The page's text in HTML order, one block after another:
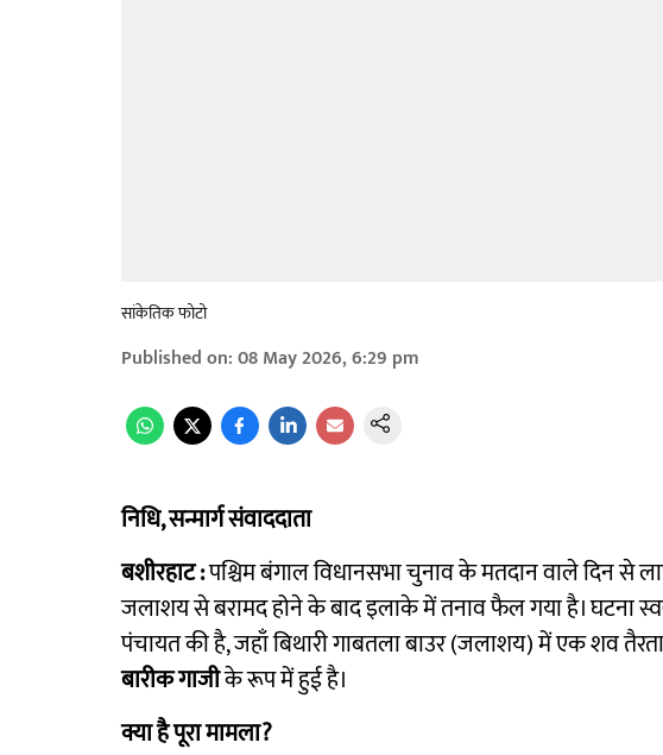
सांकेतिक फोटो
Published on:08 May 2026, 6:29 pm
निधि, सन्मार्ग संवाददाता
बशीरहाट :पश्चिम बंगाल विधानसभा चुनाव के मतदान वाले दिन से
जलाशय से बरामद होने के बाद इलाके में तनाव फैल गया है। घटना
पंचायत की है, जहाँ बिथारी गाबतला बाउर (जलाशय) में एक शव
बारीक गाजीके रूप में हुई है।
क्या है पूरा मामला?